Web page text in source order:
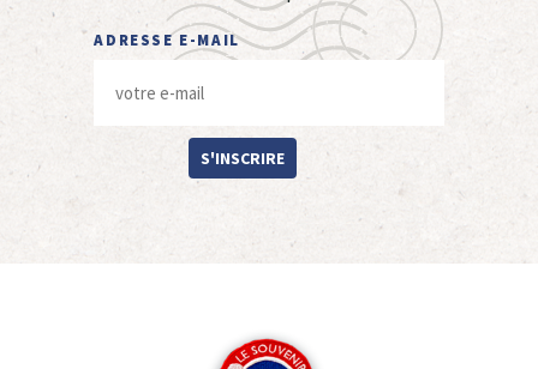
ADRESSE E-MAIL
S'INSCRIRE